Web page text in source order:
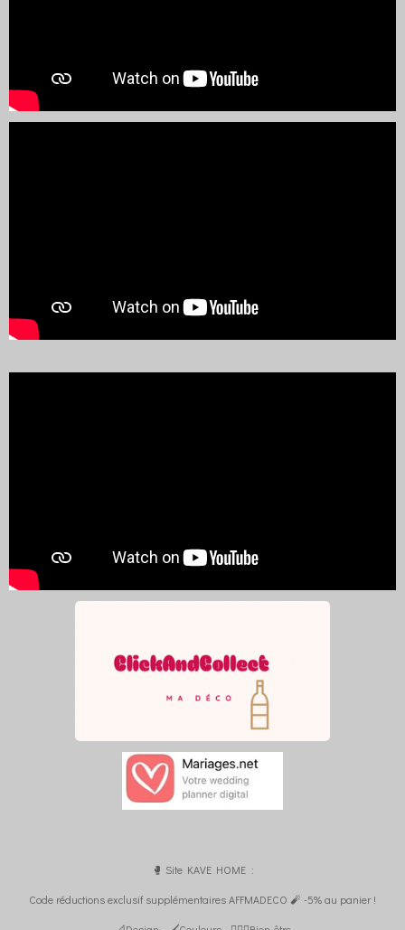
🥊 Site KAVE HOME :
Code réductions exclusif supplémentaires AFFMADECO 🧨 -5% au panier !